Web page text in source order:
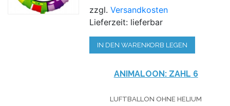
zzgl.Versandkosten
Lieferzeit: lieferbar
IN DEN WARENKORB LEGEN
ANIMALOON: ZAHL 6
LUFTBALLON OHNE HELIUM